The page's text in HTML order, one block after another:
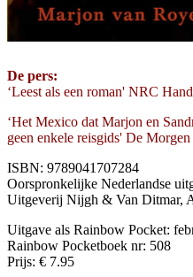
De pers:
‘Leest als een roman' NRC
‘Het Mexico dat Marjon en
geen enkele reisgids' De Morgen
ISBN: 9789041707284
Oorspronkelijke Nederlandse
Uitgeverij Nijgh & Van Ditmar,
Uitgave als Rainbow Pocket:
Rainbow Pocketboek nr: 508
Prijs: € 7.95